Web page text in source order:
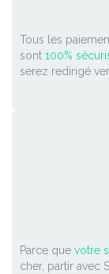
Tous les
sont 100%
serez redirigé
Parce que votre
cher, partir avec